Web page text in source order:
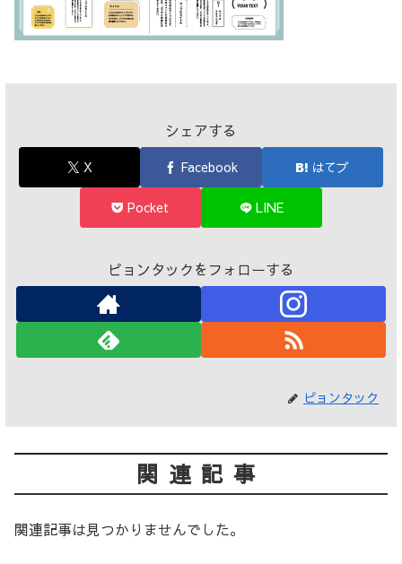
シェアする
X Facebook はてブ
Pocket LINE
ピョンタックをフォローする
ピョンタック
関連記事
関連記事は見つかりませんでした。